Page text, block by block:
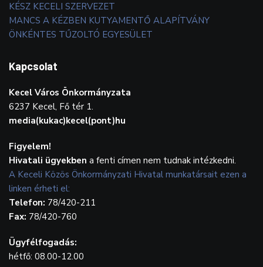
KÉSZ KECELI SZERVEZET
MANCS A KÉZBEN KUTYAMENTŐ ALAPÍTVÁNY
ÖNKÉNTES TŰZOLTÓ EGYESÜLET
Kapcsolat
Kecel Város Önkormányzata
6237 Kecel, Fő tér 1.
media(kukac)kecel(pont)hu
Figyelem!
Hivatali ügyekben a fenti címen nem tudnak intézkedni.
A Keceli Közös Önkormányzati Hivatal munkatársait ezen a
linken érheti el:
Telefon: 78/420-211
Fax: 78/420-760
Ügyfélfogadás:
hétfő: 08.00-12.00